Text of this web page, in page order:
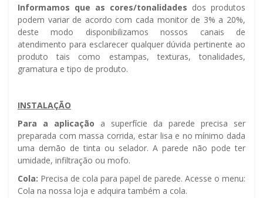
Informamos que as cores/tonalidades dos produtos
podem variar de acordo com cada monitor de 3% a 20%,
deste modo disponibilizamos nossos canais de
atendimento para esclarecer qualquer dúvida pertinente ao
produto tais como estampas, texturas, tonalidades,
gramatura e tipo de produto.
INSTALAÇÃO
Para a aplicação a superfície da parede precisa ser
preparada com massa corrida, estar lisa e no mínimo dada
uma demão de tinta ou selador. A parede não pode ter
umidade, infiltração ou mofo.
Cola: Precisa de cola para papel de parede. Acesse o menu:
Cola na nossa loja e adquira também a cola.